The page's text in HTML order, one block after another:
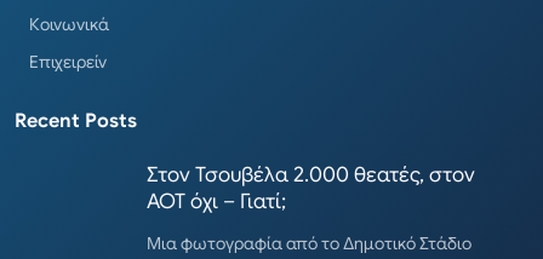
Κοινωνικά
Επιχειρείν
Recent Posts
Στον Τσουβέλα 2.000 θεατές, στον
ΑΟΤ όχι – Γιατί;
Μια φωτογραφία από το Δημοτικό Στάδιο